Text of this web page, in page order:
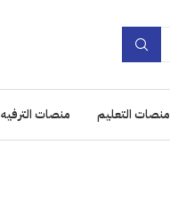
منصات التعليم منصات الترفيه